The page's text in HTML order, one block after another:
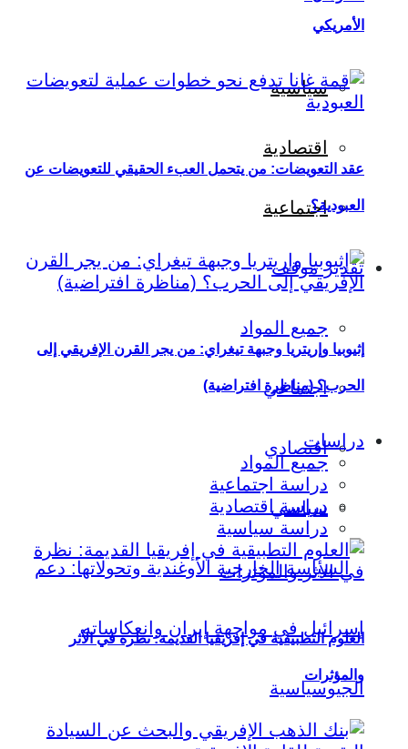
سياسية
اقتصادية
اجتماعية
تقدير موقف
جميع المواد
اجتماعي
اقتصادي
سياسي
الأمريكي
عقد التعويضات: من يتحمل العبء الحقيقي للتعويضات عن
العبودية؟
إثيوبيا وإريتريا وجبهة تيغراي: من يجر القرن الإفريقي إلى
الحرب؟ (مناظرة افتراضية)
دراسات
جميع المواد
دراسة اجتماعية
دراسة اقتصادية
دراسة سياسية
العلوم التطبيقية في إفريقيا القديمة: نظرة في الأثر
والمؤثرات